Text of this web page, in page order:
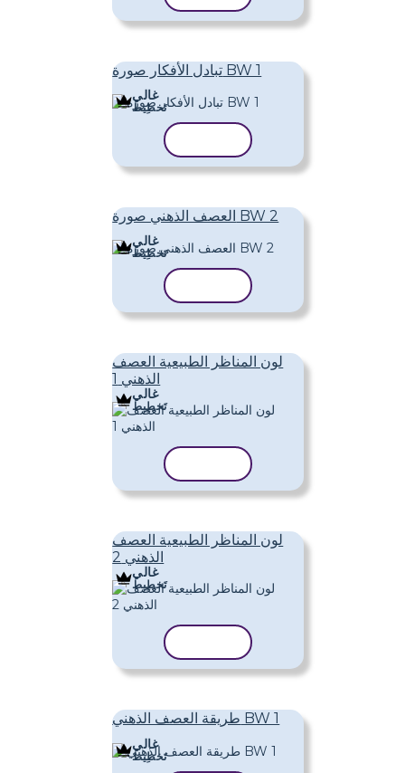
تبادل الأفكار صورة BW 1
غالي
تَخطِيط
العصف الذهني صورة BW 2
غالي
تَخطِيط
لون المناظر الطبيعية العصف
الذهني 1
غالي
تَخطِيط
لون المناظر الطبيعية العصف
الذهني 2
غالي
تَخطِيط
طريقة العصف الذهني BW 1
غالي
تَخطِيط